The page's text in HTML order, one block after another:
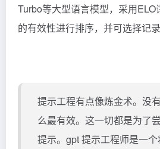
Turbo等大型语言模型，采用
的有效性进行排序，并可选择记
提示工程有点像炼金术。没
么最有效。这一切都是为了
提示。gpt 提示工程师是一